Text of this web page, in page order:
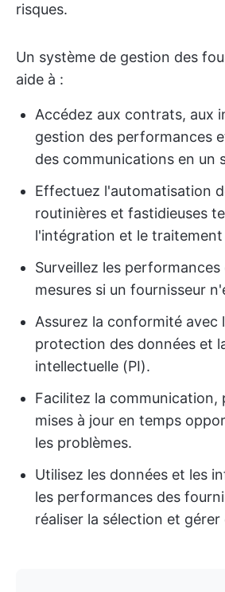
risques.
Un système de gestion des
aide à :
Accédez aux contrats, aux
gestion des performances
des communications en un
Effectuez l'automatisation
routinières et fastidieuses
l'intégration et le
Surveillez les
mesures si un fournisseur
Assurez la conformité avec
protection des données et
intellectuelle (PI).
Facilitez la communication,
mises à jour en temps
les problèmes.
Utilisez les données et les
les performances des
réaliser la sélection et gérer